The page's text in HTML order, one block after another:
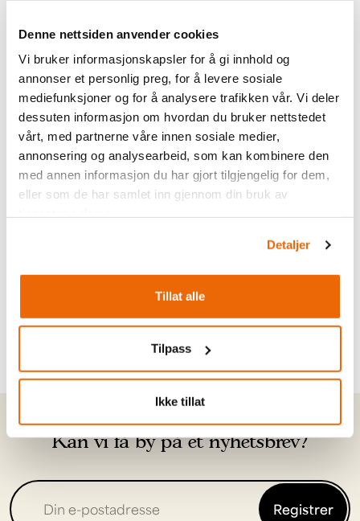
Denne nettsiden anvender cookies
Vi bruker informasjonskapsler for å gi innhold og
annonser et personlig preg, for å levere sosiale
mediefunksjoner og for å analysere trafikken vår. Vi deler
dessuten informasjon om hvordan du bruker nettstedet
vårt, med partnerne våre innen sosiale medier,
annonsering og analysearbeid, som kan kombinere den
med annen informasjon du har gjort tilgjengelig for dem,
eller som de har samlet inn gjennom din bruk av
Detaljer
Tillat alle
Tilpass
Ikke tillat
Taxi tilbake etter Quizzen?
Kos dere på Quizen – og husk at VangiValdres
Taxi tilbyr påsketaxi på Tyin Filefjell gjennom
hele påsken, med biler på fjellet fra kl. 14 og
Ring 46 30 46 30
Kan vi få by på et nyhetsbrev?
Registrer